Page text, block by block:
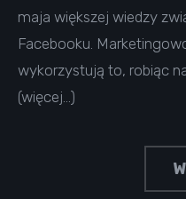
maja większej wiedzy
Facebooku.
wykorzystują to, robiąc
(więcej…)